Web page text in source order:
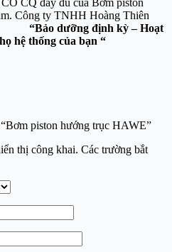
Công ty TNHH Hoàng Thiên
“Bảo dưỡng định kỳ – Hoạt
hệ thống của bạn “
piston hướng trục HAWE”
thị công khai. Các trường bắt